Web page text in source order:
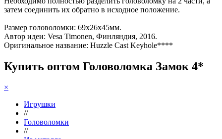
затем соединить их обратно в исходное положение.
Размер головоломки: 69x26x45мм.
Автор идеи: Vesa Timonen, Финляндия, 2016.
Оригинальное название: Huzzle Cast Keyhole****
Купить оптом Головоломка Замок 4*
×
Игрушки
//
Головоломки
//